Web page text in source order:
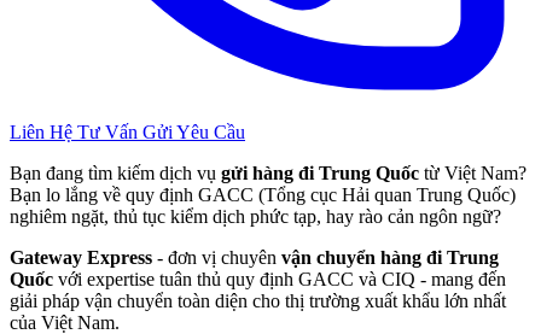
Liên Hệ Tư Vấn Gửi Yêu Cầu
Bạn đang tìm kiếm dịch vụ gửi hàng đi Trung Quốc từ Việt Nam?
Bạn lo lắng về quy định GACC (Tổng cục Hải quan Trung Quốc)
nghiêm ngặt, thủ tục kiểm dịch phức tạp, hay rào cản ngôn ngữ?
Gateway Express - đơn vị chuyên vận chuyển hàng đi Trung
Quốc với expertise tuân thủ quy định GACC và CIQ - mang đến
giải pháp vận chuyển toàn diện cho thị trường xuất khẩu lớn nhất
của Việt Nam.